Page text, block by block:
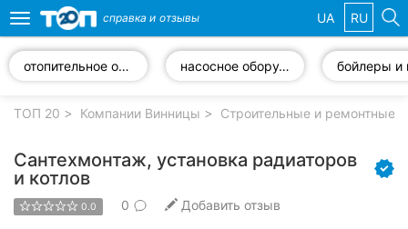
компании
Популярные
рубрики:
Toggle
navigation
справка и отзывы UA RU
отопительное оборудование насосное оборудование
ТОП 20 Компании Винницы Строительные и ремонтные
Сантехмонтаж, установка радиаторов
и котлов
0.0 0 Добавить отзыв